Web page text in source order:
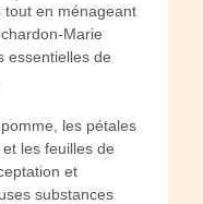
en ménageant
Marie
essentielles de
les pétales
les feuilles de
et
substances